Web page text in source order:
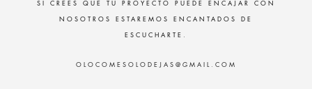
SI CREES QUE TU PROYECTO PUEDE ENCAJAR CON
NOSOTROS ESTAREMOS ENCANTADOS DE
ESCUCHARTE.
OLOCOMESOLODEJAS@GMAIL.COM